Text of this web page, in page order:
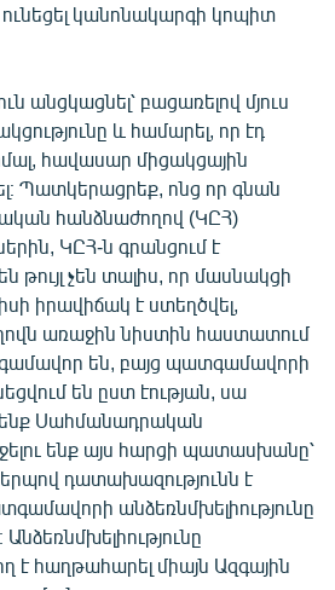
կայքերը
ունեցել կանոնակարգի կոպիտ
անցկացնել՝ բացառելով մյուս
և համարել, որ էդ
հավասար միցակցային
Պատկերացրեք, ոնց որ գնան
հանձնաժողով (ԿԸՀ)
ԿԸՀ-ն գրանցում է
թույլ չեն տալիս, որ մասնակցի
իրավիճակ է ստեղծվել,
առաջին նիստին հաստատում
են, բայց պատգամավորի
են ըստ էության, սա
Սահմանադրական
ենք այս հարցի պատասխանը՝
դատախազությունն է
անձեռնմխելիությունը
հաղթահարել միայն Ազգային